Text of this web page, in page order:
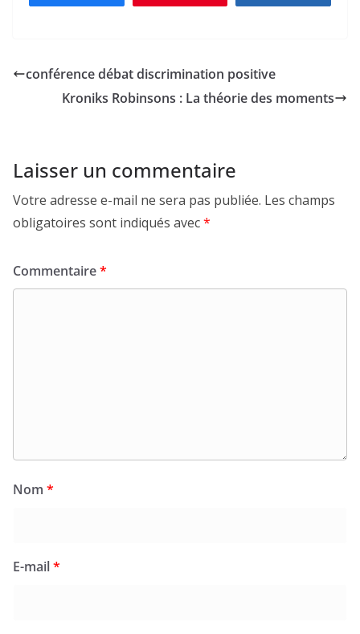
conférence débat discrimination positive
Kroniks Robinsons : La théorie des moments
Laisser un commentaire
Votre adresse e-mail ne sera pas publiée. Les champs
obligatoires sont indiqués avec*
Commentaire*
Nom *
E-mail*